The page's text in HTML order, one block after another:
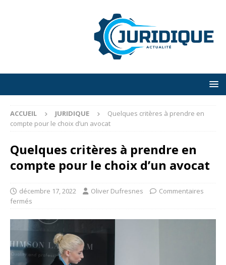
ACCUEIL JURIDIQUE
Quelques critères à prendre en
compte pour le choix d’un avocat
Quelques critères à prendre en
compte pour le choix d’un avocat
décembre 17, 2022 Oliver Dufresnes
Commentaires
fermés